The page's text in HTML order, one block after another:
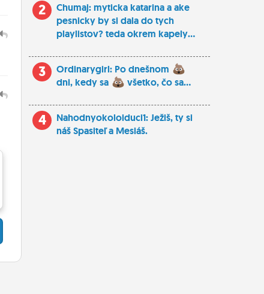
2
Chumaj: myticka katarina a ake
pesnicky by si dala do tych
playlistov? teda okrem kapely...
3
Ordinarygirl: Po dnešnom
dni, kedy sa
všetko, čo sa...
4
Nahodnyokoloiduci1: Ježiš, ty si
náš Spasiteľ a Mesiáš.